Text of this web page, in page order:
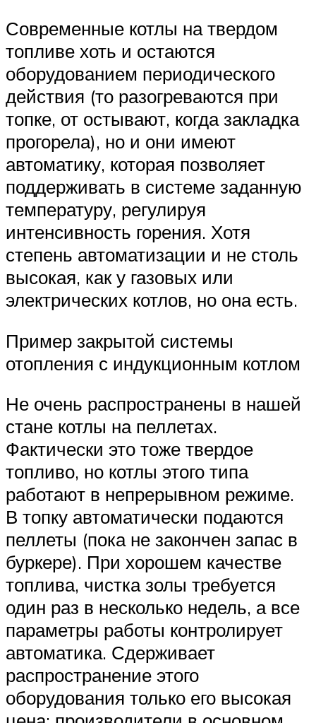
Современные котлы на твердом
топливе хоть и остаются
оборудованием периодического
действия (то разогреваются при
топке, от остывают, когда закладка
прогорела), но и они имеют
автоматику, которая позволяет
поддерживать в системе заданную
температуру, регулируя
интенсивность горения. Хотя
степень автоматизации и не столь
высокая, как у газовых или
электрических котлов, но она есть.
Пример закрытой системы
отопления с индукционным котлом
Не очень распространены в нашей
стане котлы на пеллетах.
Фактически это тоже твердое
топливо, но котлы этого типа
работают в непрерывном режиме.
В топку автоматически подаются
пеллеты (пока не закончен запас в
буркере). При хорошем качестве
топлива, чистка золы требуется
один раз в несколько недель, а все
параметры работы контролирует
автоматика. Сдерживает
распространение этого
оборудования только его высокая